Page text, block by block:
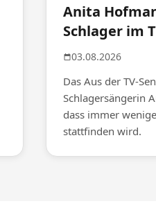
Anita
Schlager im
03.08.2026
Das Aus der TV-
Schlagersängerin
dass immer
stattfinden wird.